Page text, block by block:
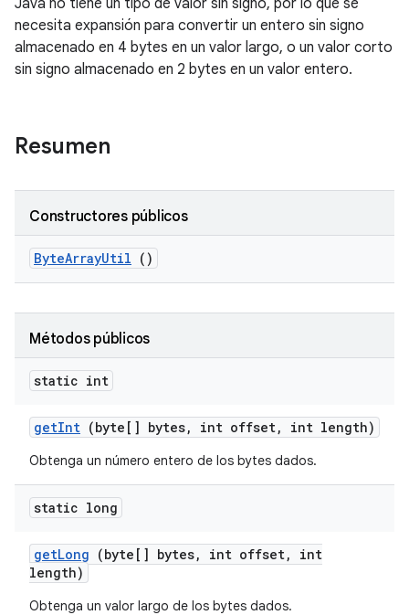
Java no tiene un tipo de valor sin signo, por lo que se
necesita expansión para convertir un entero sin signo
almacenado en 4 bytes en un valor largo, o un valor corto
sin signo almacenado en 2 bytes en un valor entero.
Resumen
Constructores públicos
ByteArrayUtil ()
Métodos públicos
static int
getInt (byte[] bytes, int offset, int length)
Obtenga un número entero de los bytes dados.
static long
getLong (byte[] bytes, int offset,
int
length)
Obtenga un valor largo de los bytes dados.